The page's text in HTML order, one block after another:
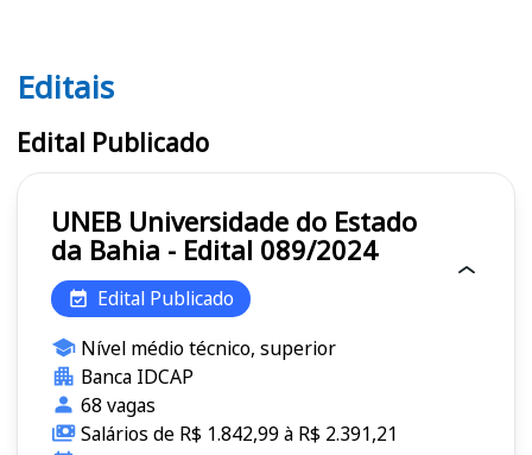
Editais UNEB
Editais
Edital Publicado
UNEB Universidade do Estado
da Bahia - Edital 089/2024
Edital Publicado
Nível médio técnico, superior
Banca IDCAP
68 vagas
Salários de R$ 1.842,99 à R$ 2.391,21